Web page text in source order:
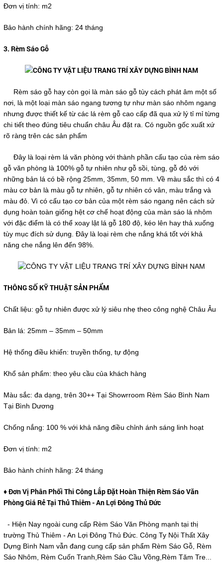
Đơn vị tính: m2
Bảo hành chính hãng: 24 tháng
3. Rèm Sáo Gỗ
Rèm sáo gỗ hay còn gọi là màn sáo gỗ tùy cách phát âm một số
nơi, là một loại màn sáo ngang tương tự như màn sáo nhôm ngang
nhưng được thiết kế từ các lá rèm gỗ cao cấp đã qua xử lý tỉ mỉ từng
chi tiết theo đúng tiêu chuẩn châu Âu đặt ra. Có nguồn gốc xuất xứ
rõ ràng trên các sản phẩm
Đây là loại rèm lá văn phòng với thành phần cấu tạo của rèm sáo
gỗ văn phòng là 100% gỗ tự nhiên như gỗ sồi, tùng, gỗ đỏ với
những bản lá có bề rộng 25mm, 35mm, 50 mm. Về màu sắc thì có 4
màu cơ bản là màu gỗ tự nhiên, gỗ tự nhiên có vân, màu trắng và
màu đỏ. Vì có cấu tạo cơ bản của một rèm sáo ngang nên cách sử
dụng hoàn toàn giống hệt cơ chế hoạt động của màn sáo lá nhôm
với đặc điểm là có thể xoay lật lá gỗ 180 độ, kéo lên hay thả xuống
tùy mục đích sử dụng. Đây là loại rèm che nắng khá tốt với khả
năng che nắng lên đến 98%.
THÔNG SỐ KỸ THUẬT SẢN PHẨM
Chất liệu: gỗ tự nhiên được xử lý siêu nhẹ theo công nghệ Châu Âu
Bản lá: 25mm – 35mm – 50mm
Hệ thống điều khiển: truyền thống, tự động
Khổ sản phẩm: theo yêu cầu của khách hàng
Màu sắc: đa dạng, trên 30++ Tại Showrroom Rèm Sáo Bình Nam
Tại Bình Dương
Chống nắng: 100 % với khả năng điều chỉnh ánh sáng linh hoạt
Đơn vị tính: m2
Bảo hành chính hãng: 24 tháng
♦ Đơn Vị Phân Phối Thi Công Lắp Đặt Hoàn Thiện Rèm Sáo Văn
Phòng Giá Rẻ Tại Thủ Thiêm - An Lợi Đông Thủ Đức
- Hiện Nay ngoài cung cấp Rèm Sáo Văn Phòng mạnh tại thị
trường Thủ Thiêm - An Lợi Đông Thủ Đức. Công Ty Nội Thất Xây
Dựng Bình Nam vẫn đang cung cấp sản phẩm Rèm Sáo Gỗ, Rèm
Sáo Nhôm, Rèm Cuốn Tranh,Rèm Sáo Cầu Vồng,Rèm Tăm Tre...